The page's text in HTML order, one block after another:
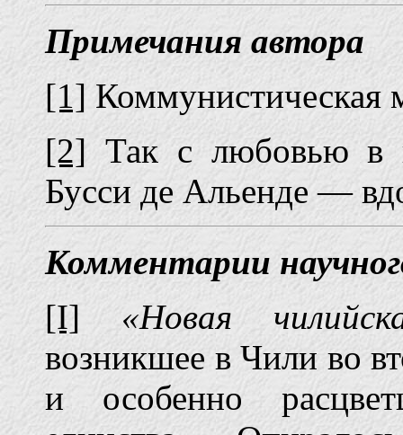
Примечания автора
[1] Коммунистическая
[2] Так с любовью в
Бусси де Альенде —
Комментарии
[I]
«Новая
возникшее в Чили во
и особенно